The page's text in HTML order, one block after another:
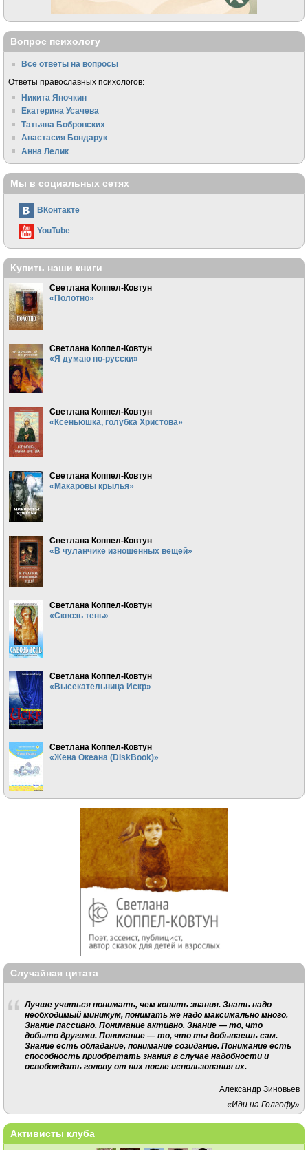
Вопрос психологу
Все ответы на вопросы
Ответы православных психологов:
Никита Яночкин
Екатерина Усачева
Татьяна Бобровских
Анастасия Бондарук
Анна Лелик
Мы в социальных сетях
ВКонтакте
YouTube
Купить наши книги
Светлана Коппел-Ковтун
«Полотно»
Светлана Коппел-Ковтун
«Я думаю по-русски»
Светлана Коппел-Ковтун
«Ксеньюшка, голубка Христова»
Светлана Коппел-Ковтун
«Макаровы крылья»
Светлана Коппел-Ковтун
«В чуланчике изношенных вещей»
Светлана Коппел-Ковтун
«Сквозь тень»
Светлана Коппел-Ковтун
«Высекательница Искр»
Светлана Коппел-Ковтун
«Жена Океана (DiskBook)»
Случайная цитата
Лучше учиться понимать, чем копить знания. Знать надо
необходимый минимум, понимать же надо максимально много.
Знание пассивно. Понимание активно. Знание — то, что
добыто другими. Понимание — то, что ты добываешь сам.
Знание есть обладание, понимание созидание. Понимание есть
способность приобретать знания в случае надобности и
освобождать голову от них после использования их.
Александр Зиновьев
«Иди на Голгофу»
Активисты клуба